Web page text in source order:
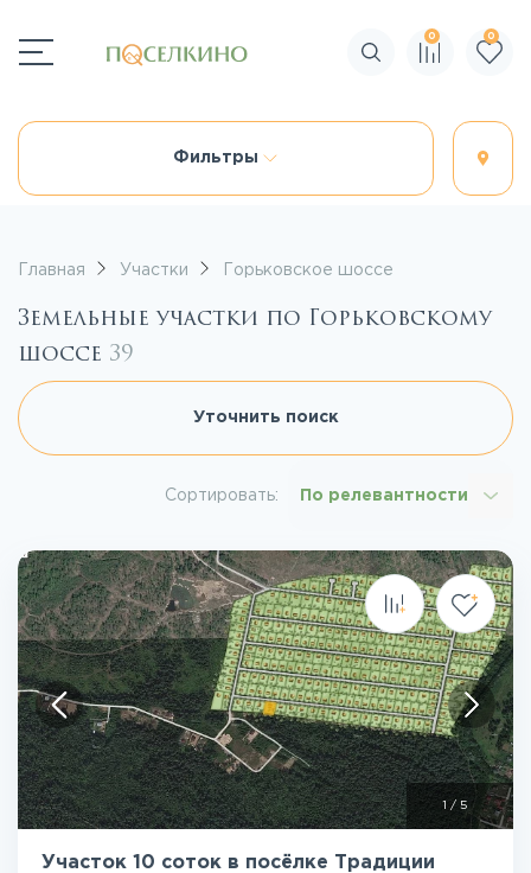
Поиск по сайту
0 0
Фильтры
Главная Участки Горьковское шоссе
Земельные участки по Горьковскому
шоссе 39
Уточнить поиск
Сортировать: По релевантности
1 / 5
Участок 10 соток в посёлке Традиции